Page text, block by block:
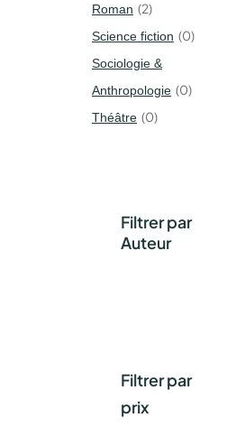
Roman 2
Science fiction 0
Sociologie &
Anthropologie
0
Théâtre 0
Filtrer par
Auteur
Filtrer par
prix